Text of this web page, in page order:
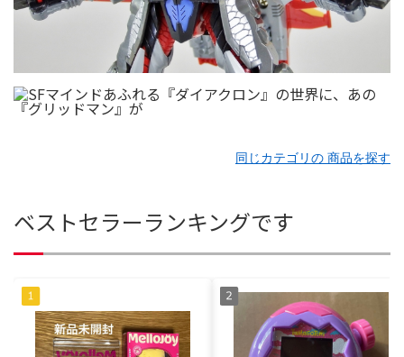
同じカテゴリの 商品を探す
ベストセラーランキングです